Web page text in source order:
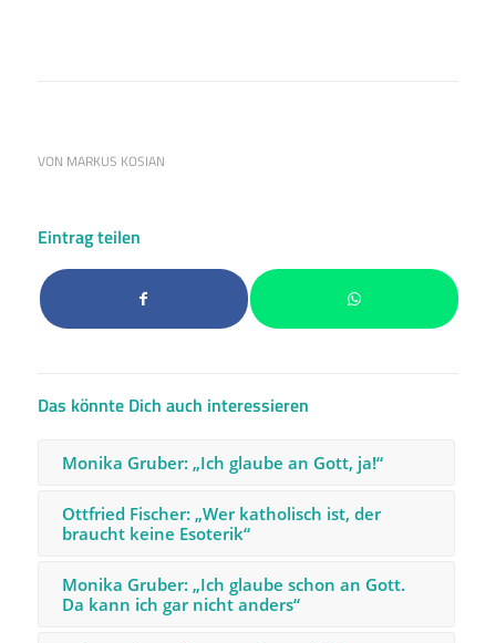
VON MARKUS KOSIAN
Eintrag teilen
Das könnte Dich auch interessieren
Monika Gruber: „Ich glaube an Gott, ja!“
Ottfried Fischer: „Wer katholisch ist, der
braucht keine Esoterik“
Monika Gruber: „Ich glaube schon an Gott.
Da kann ich gar nicht anders“